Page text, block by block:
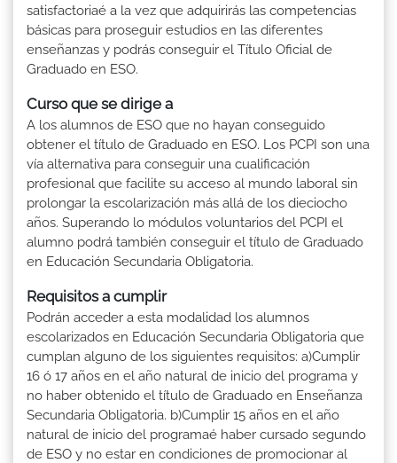
satisfactoriaé a la vez que adquirirás las competencias
básicas para proseguir estudios en las diferentes
enseñanzas y podrás conseguir el Título Oficial de
Graduado en ESO.
Curso que se dirige a
A los alumnos de ESO que no hayan conseguido
obtener el título de Graduado en ESO. Los PCPI son una
vía alternativa para conseguir una cualificación
profesional que facilite su acceso al mundo laboral sin
prolongar la escolarización más allá de los dieciocho
años. Superando lo módulos voluntarios del PCPI el
alumno podrá también conseguir el título de Graduado
en Educación Secundaria Obligatoria.
Requisitos a cumplir
Podrán acceder a esta modalidad los alumnos
escolarizados en Educación Secundaria Obligatoria que
cumplan alguno de los siguientes requisitos: a)Cumplir
16 ó 17 años en el año natural de inicio del programa y
no haber obtenido el título de Graduado en Enseñanza
Secundaria Obligatoria. b)Cumplir 15 años en el año
natural de inicio del programaé haber cursado segundo
de ESO y no estar en condiciones de promocionar al